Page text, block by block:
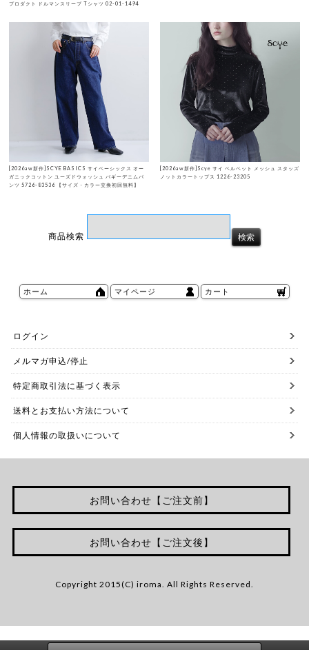
プロダクト ドルマンスリーブ Tシャツ 02-01-1494
[2026aw新作]SCYE BASICS サイベーシックス オー
ガニックコットン ユーズドウォッシュ バギーデニムパ
ンツ 5726-83536 【サイズ・カラー交換初回無料】
[2026aw新作]Scye サイ ベルベット メッシュ スタッズ
ノットカラートップス 1226-23205
商品検索
ホーム マイページ カート
ログイン
メルマガ申込/停止
特定商取引法に基づく表示
送料とお支払い方法について
個人情報の取扱いについて
お問い合わせ【ご注文前】
お問い合わせ【ご注文後】
Copyright 2015(C) iroma. All Rights Reserved.